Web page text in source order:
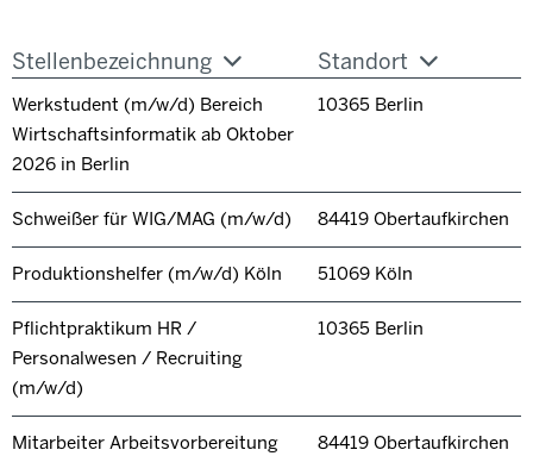
Stellenbezeichnung Standort
Werkstudent (m/w/d) Bereich
Wirtschaftsinformatik ab Oktober
2026 in Berlin
10365 Berlin
Schweißer für WIG/MAG (m/w/d) 84419 Obertaufkirchen
Produktionshelfer (m/w/d) Köln 51069 Köln
Pflichtpraktikum HR /
Personalwesen / Recruiting
(m/w/d)
10365 Berlin
Mitarbeiter Arbeitsvorbereitung
84419 Obertaufkirchen